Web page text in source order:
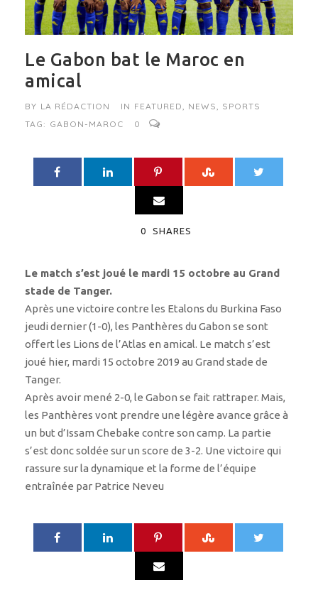
Le Gabon bat le Maroc en
amical
BY LA RÉDACTION IN FEATURED NEWS
SPORTS
TAG: GABON-MAROC 0
0 SHARES
Le match s’est joué le mardi 15 octobre au Grand
stade de Tanger.
Après une victoire contre les Etalons du Burkina Faso
jeudi dernier (1-0), les Panthères du Gabon se sont
offert les Lions de l’Atlas en amical. Le match s’est
joué hier, mardi 15 octobre 2019 au Grand stade de
Tanger.
Après avoir mené 2-0, le Gabon se fait rattraper. Mais,
les Panthères vont prendre une légère avance grâce à
un but d’Issam Chebake contre son camp. La partie
s’est donc soldée sur un score de 3-2. Une victoire qui
rassure sur la dynamique et la forme de l’équipe
entraînée par Patrice Neveu